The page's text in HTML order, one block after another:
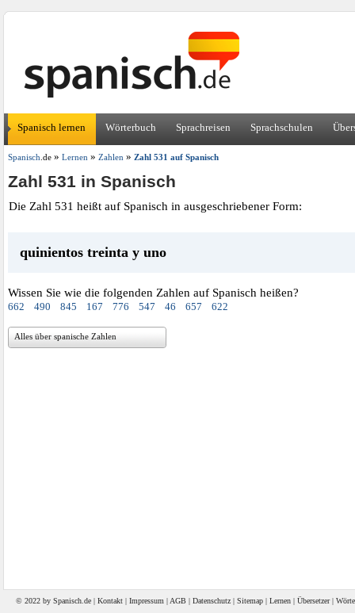
Spanisch lernen Wörterbuch Sprachreisen Sprachschulen
Spanisch .de» Lernen» Zahlen» Zahl 531 auf Spanisch
Zahl 531 in Spanisch
Die Zahl 531 heißt auf Spanisch in ausgeschriebener Form:
quinientos treinta y uno
Wissen Sie wie die folgenden Zahlen auf Spanisch heißen?
662 490 845 167 776 547 46 657 622
Alles über spanische Zahlen
© 2022 by Spanisch .de | Kontakt | Impressum | AGB | Datenschutz | Sitemap | Lernen | Übersetzer|